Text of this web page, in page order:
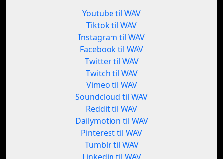
Youtube til WAV
Tiktok til WAV
Instagram til WAV
Facebook til WAV
Twitter til WAV
Twitch til WAV
Vimeo til WAV
Soundcloud til WAV
Reddit til WAV
Dailymotion til WAV
Pinterest til WAV
Tumblr til WAV
Linkedin til WAV